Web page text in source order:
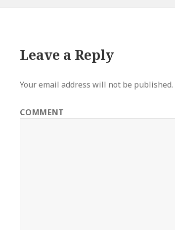
Leave a Reply
Your email address will not be published.
COMMENT